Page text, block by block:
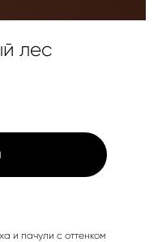
лес
и пачули с оттенком